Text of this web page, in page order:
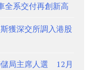
系交付再創新高
獲深交所調入港股
局主席人選 12月